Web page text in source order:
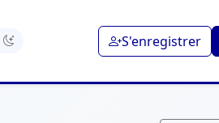
S'enregistrer